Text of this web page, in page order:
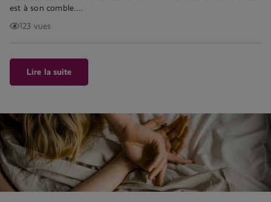
est à son comble….
123 vues
Lire la suite